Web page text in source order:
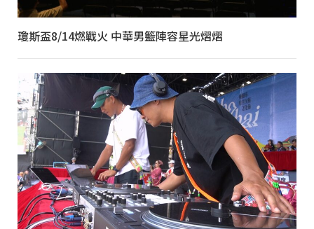
瓊斯盃8/14燃戰火 中華男籃陣容星光熠熠